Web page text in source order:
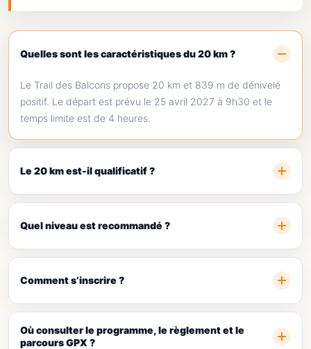
Quelles sont les caractéristiques du 20 km ?
Le Trail des Balcons propose 20 km et 839 m de dénivelé
positif. Le départ est prévu le 25 avril 2027 à 9h30 et le
temps limite est de 4 heures.
Le 20 km est-il qualificatif ?
Quel niveau est recommandé ?
Comment s’inscrire ?
Où consulter le programme, le règlement et le
parcours GPX ?